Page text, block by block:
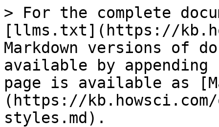
> For the complete
[llms.txt](https://
Markdown versions of
available by
page is available as
(https://
styles.md).